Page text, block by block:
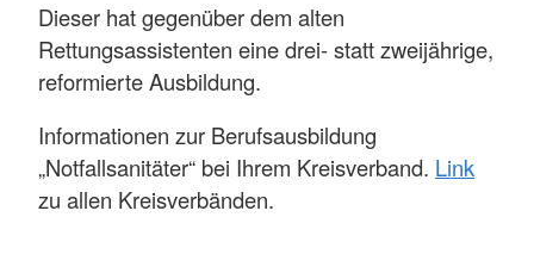
Dieser hat gegenüber dem alten
Rettungsassistenten eine drei- statt zweijährige,
reformierte Ausbildung.
Informationen zur Berufsausbildung
„Notfallsanitäter“ bei Ihrem Kreisverband. Link
zu allen Kreisverbänden.